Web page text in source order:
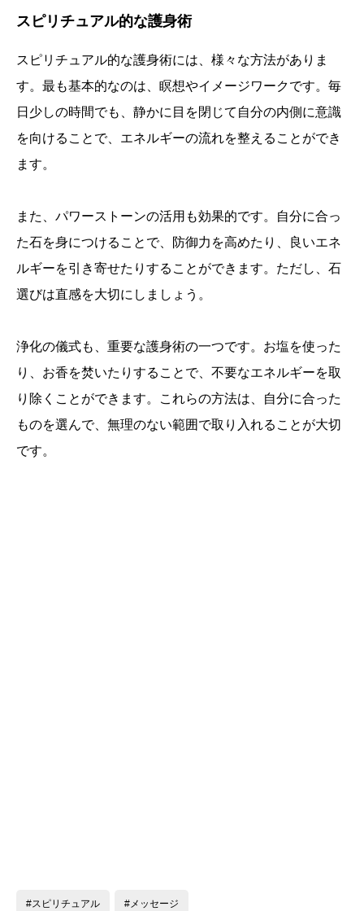
スピリチュアル的な護身術
スピリチュアル的な護身術には、様々な方法がありま
す。最も基本的なのは、瞑想やイメージワークです。毎
日少しの時間でも、静かに目を閉じて自分の内側に意識
を向けることで、エネルギーの流れを整えることができ
ます。
また、パワーストーンの活用も効果的です。自分に合っ
た石を身につけることで、防御力を高めたり、良いエネ
ルギーを引き寄せたりすることができます。ただし、石
選びは直感を大切にしましょう。
浄化の儀式も、重要な護身術の一つです。お塩を使った
り、お香を焚いたりすることで、不要なエネルギーを取
り除くことができます。これらの方法は、自分に合った
ものを選んで、無理のない範囲で取り入れることが大切
です。
#スピリチュアル #メッセージ